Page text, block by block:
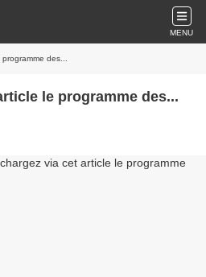
MENU
des...
le programme des...